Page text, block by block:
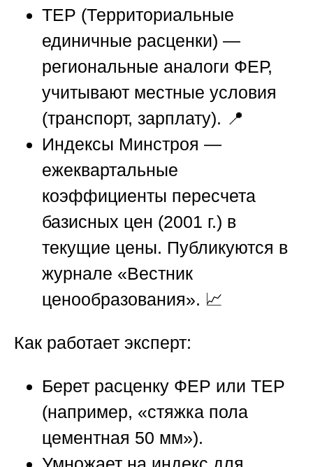
ТЕР (Территориальные
единичные расценки) —
региональные аналоги ФЕР,
учитывают местные условия
(транспорт, зарплату). 📍
Индексы Минстроя —
ежеквартальные
коэффициенты пересчета
базисных цен (2001 г.) в
текущие цены. Публикуются в
журнале «Вестник
ценообразования». 📈
Как работает эксперт:
Берет расценку ФЕР или ТЕР
(например, «стяжка пола
цементная 50 мм»).